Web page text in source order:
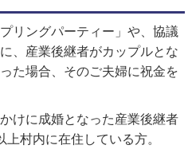
リングパーティー」や、協議
、産業後継者がカップルとな
た場合、そのご夫婦に祝金を
けに成婚となった産業後継者
村内に在住している方。